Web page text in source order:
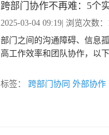
跨部门协作不再难：5个
2025-03-04 09:19 | 浏览次数
部门之间的沟通障碍、信息
高工作效率和团队协作，以
标签： 跨部门协同 外部协作